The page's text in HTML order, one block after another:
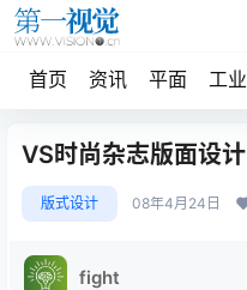
首页 资讯 平面 工业
VS时尚杂志版面设计
版式设计 08年4月24日
fight